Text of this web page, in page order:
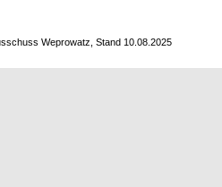
Weprowatz, Stand 10.08.2025